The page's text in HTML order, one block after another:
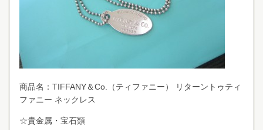
商品名：TIFFANY＆Co.（ティファニー） リターントゥティ
ファニー ネックレス
☆貴金属・宝石類